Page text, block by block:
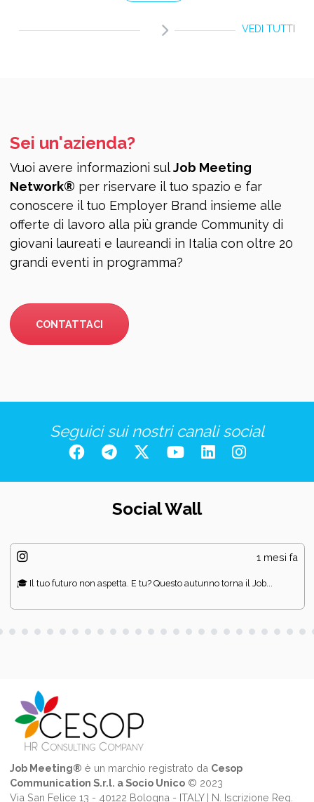
VEDI TUTTI
Sei un'azienda?
Vuoi avere informazioni sulJob Meeting
Network® per riservare il tuo spazio e far
conoscere il tuo Employer Brand insieme alle
offerte di lavoro alla più grande Community di
giovani laureati e laureandi in Italia con oltre 20
grandi eventi in programma?
CONTATTACI
Seguici sui nostri canali social
Social Wall
1 mesi fa
🎓 Il tuo futuro non aspetta. E tu? Questo autunno torna il Job...
Job Meeting® è un marchio registrato da Cesop
Communication S.r.l. a Socio Unico© 2023
Via San Felice 13 - 40122 Bologna - ITALY | N. Iscrizione Reg.